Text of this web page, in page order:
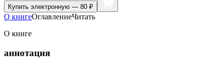
Купить электронную — 80 ₽
О книгеОглавлениеЧитать
О книге
аннотация